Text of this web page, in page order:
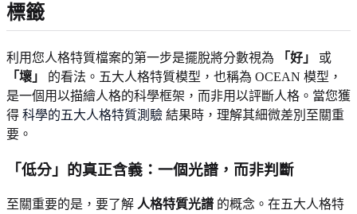
標籤
利用您人格特質檔案的第一步是擺脫將分數視為 「好」
或
「壞」
的看法。五大人格特質模型，也稱為 OCEAN 模型，
是一個用以描繪人格的科學框架，而非用以評斷人格。當您獲
得 科學的五大人格特質測驗 結果時，理解其細微差別至關重
要。
「低分」的真正含義：一個光譜，而非判斷
至關重要的是，要了解 人格特質光譜 的概念。在五大人格特